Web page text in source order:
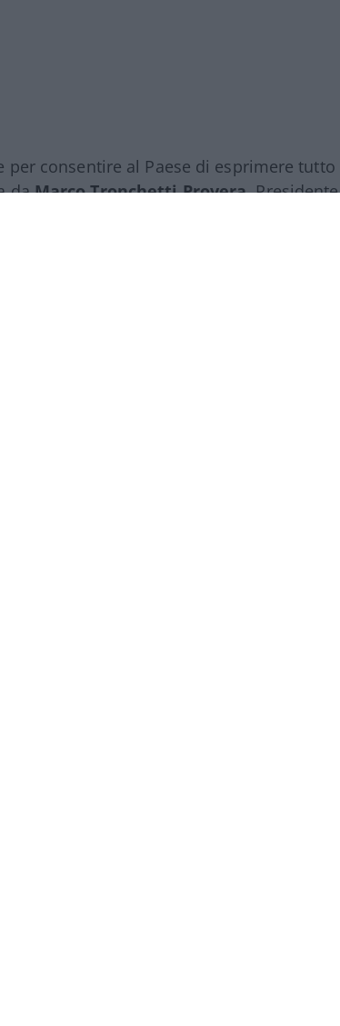
per consentire al Paese di esprimere tutto
daMarco Tronchetti Provera, Presidente